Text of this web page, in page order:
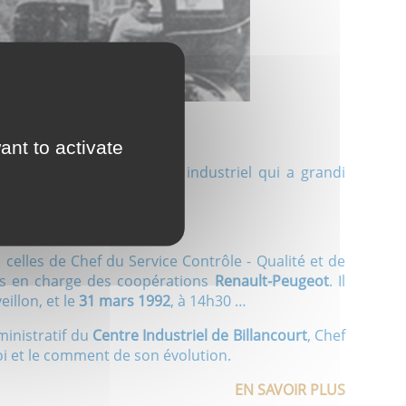
à l’énorme ensemble industriel qui a grandi
de Chef du Service Contrôle - Qualité et de
en charge des coopérations Renault-Peugeot. Il
et le31 mars 1992, à 14h30 …
du Centre Industriel de Billancourt, Chef
et le comment de son évolution.
EN SAVOIR PLUS
to activate